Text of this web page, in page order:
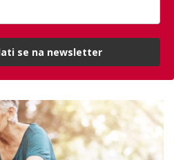
pregled vida,
sam na njemu, evo što
se na newsletter